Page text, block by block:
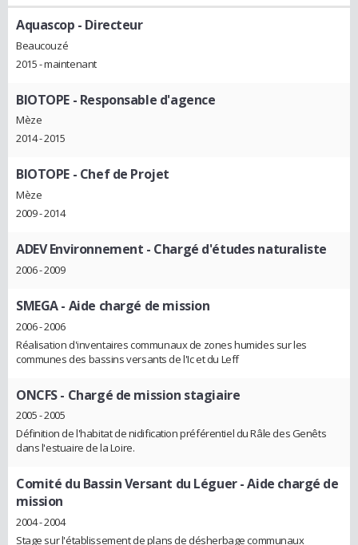
Aquascop - Directeur
Beaucouzé
2015 - maintenant
BIOTOPE - Responsable d'agence
Mèze
2014 - 2015
BIOTOPE - Chef de Projet
Mèze
2009 - 2014
ADEV Environnement - Chargé d'études naturaliste
2006 - 2009
SMEGA- Aide chargé de mission
2006 - 2006
Réalisation d'inventaires communaux de zones humides sur les
communes des bassins versants de l'Ic et du Leff
ONCFS- Chargé de mission stagiaire
2005 - 2005
Définition de l'habitat de nidification préférentiel du Râle des Genêts
dans l'estuaire de la Loire.
Comité du Bassin Versant du Léguer- Aide chargé de
mission
2004 - 2004
Stage sur l'établissement de plans de désherbage communaux